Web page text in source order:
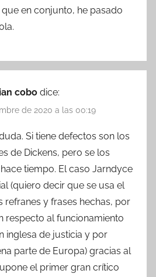
en conjunto, he pasado
cobo dice:
de 2020 a las 00:19
Si tiene defectos son los
de Dickens, pero se los
tiempo. El caso Jarndyce
(quiero decir que se usa el
refranes y frases hechas, por
respecto al funcionamiento
inglesa de justicia y por
parte de Europa) gracias al
el primer gran crítico